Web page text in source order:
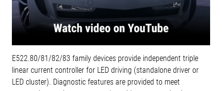
E522.80/81/82/83 family devices provide independent triple
linear current controller for LED driving (standalone driver or
LED cluster). Diagnostic features are provided to meet